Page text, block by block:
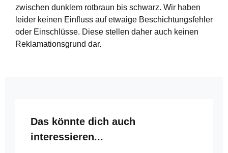
zwischen dunklem rotbraun bis schwarz. Wir haben
leider keinen Einfluss auf etwaige Beschichtungsfehler
oder Einschlüsse. Diese stellen daher auch keinen
Reklamationsgrund dar.
Produktgalerie überspringen
Das könnte dich auch
interessieren...